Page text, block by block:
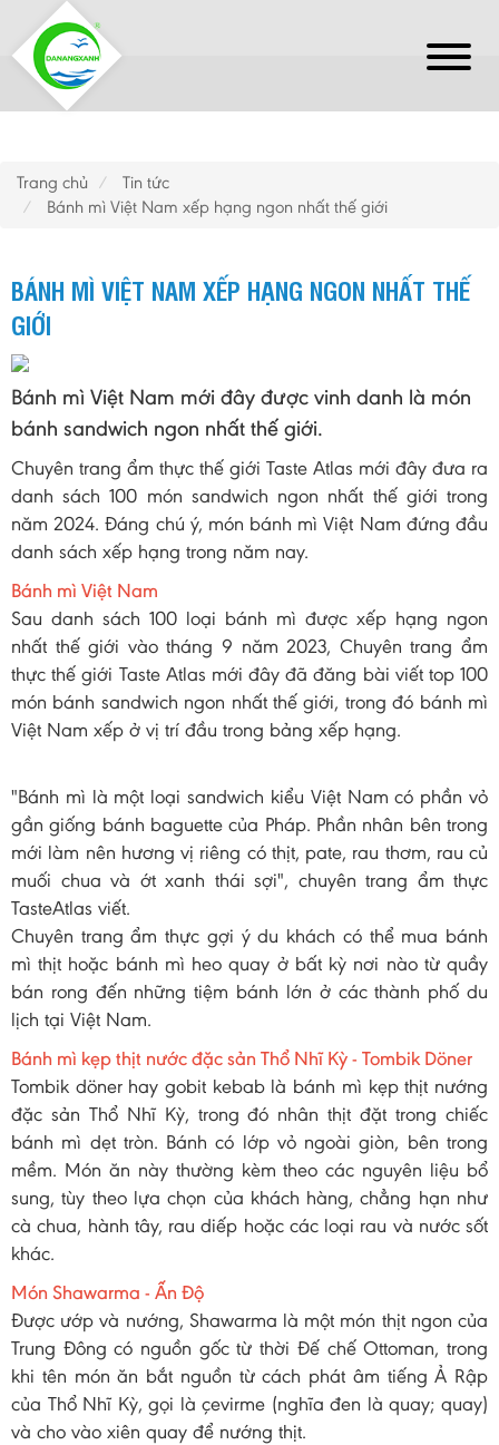
Trang chủ
Tin tức
Bánh mì Việt Nam xếp hạng ngon nhất thế giới
BÁNH MÌ VIỆT NAM XẾP HẠNG NGON NHẤT THẾ
GIỚI
Bánh mì Việt Nam mới đây được vinh danh là món
bánh sandwich ngon nhất thế giới.
Chuyên trang ẩm thực thế giới Taste Atlas mới đây đưa ra
danh sách 100 món sandwich ngon nhất thế giới trong
năm 2024. Đáng chú ý, món bánh mì Việt Nam đứng đầu
danh sách xếp hạng trong năm nay.
Bánh mì Việt Nam
Sau danh sách 100 loại bánh mì được xếp hạng ngon
nhất thế giới vào tháng 9 năm 2023, Chuyên trang ẩm
thực thế giới Taste Atlas mới đây đã đăng bài viết top 100
món bánh sandwich ngon nhất thế giới, trong đó bánh mì
Việt Nam xếp ở vị trí đầu trong bảng xếp hạng.
"Bánh mì là một loại sandwich kiểu Việt Nam có phần vỏ
gần giống bánh baguette của Pháp. Phần nhân bên trong
mới làm nên hương vị riêng có thịt, pate, rau thơm, rau củ
muối chua và ớt xanh thái sợi", chuyên trang ẩm thực
TasteAtlas viết.
Chuyên trang ẩm thực gợi ý du khách có thể mua bánh
mì thịt hoặc bánh mì heo quay ở bất kỳ nơi nào từ quầy
bán rong đến những tiệm bánh lớn ở các thành phố du
lịch tại Việt Nam.
Bánh mì kẹp thịt nước đặc sản Thổ Nhĩ Kỳ - Tombik Döner
Tombik döner hay gobit kebab là bánh mì kẹp thịt nướng
đặc sản Thổ Nhĩ Kỳ, trong đó nhân thịt đặt trong chiếc
bánh mì dẹt tròn. Bánh có lớp vỏ ngoài giòn, bên trong
mềm. Món ăn này thường kèm theo các nguyên liệu bổ
sung, tùy theo lựa chọn của khách hàng, chẳng hạn như
cà chua, hành tây, rau diếp hoặc các loại rau và nước sốt
khác.
Món Shawarma - Ấn Độ
Được ướp và nướng, Shawarma là một món thịt ngon của
Trung Đông có nguồn gốc từ thời Đế chế Ottoman, trong
khi tên món ăn bắt nguồn từ cách phát âm tiếng Ả Rập
của Thổ Nhĩ Kỳ, gọi là çevirme (nghĩa đen là quay; quay)
và cho vào xiên quay để nướng thịt.